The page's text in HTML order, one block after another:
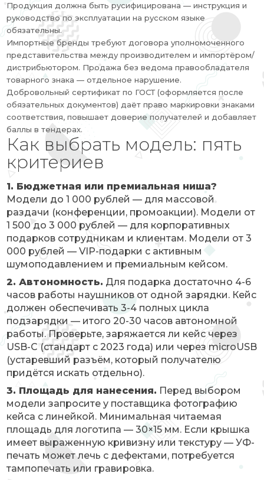
Продукция должна быть русифицирована — инструкция и
руководство по эксплуатации на русском языке
обязательны.
Импортные бренды требуют договора уполномоченного
представительства между производителем и импортёром/
дистрибьютором. Продажа без ведома правообладателя
товарного знака — отдельное нарушение.
Добровольный сертификат по ГОСТ (оформляется после
обязательных документов) даёт право маркировки знаками
соответствия, повышает доверие получателей и добавляет
баллы в тендерах.
Как выбрать модель: пять
критериев
1. Бюджетная или премиальная ниша?
Модели до 1 000 рублей — для массовой
раздачи (конференции, промоакции). Модели от
1 500 до 3 000 рублей — для корпоративных
подарков сотрудникам и клиентам. Модели от 3
000 рублей — VIP-подарки с активным
шумоподавлением и премиальным кейсом.
2. Автономность. Для подарка достаточно 4-6
часов работы наушников от одной зарядки. Кейс
должен обеспечивать 3-4 полных цикла
подзарядки — итого 20-30 часов автономной
работы. Проверьте, заряжается ли кейс через
USB-C (стандарт с 2023 года) или через microUSB
(устаревший разъём, который получателю
придётся искать отдельно).
3. Площадь для нанесения. Перед выбором
модели запросите у поставщика фотографию
кейса с линейкой. Минимальная читаемая
площадь для логотипа — 30×15 мм. Если крышка
имеет выраженную кривизну или текстуру — УФ-
печать может лечь с дефектами, потребуется
тампопечать или гравировка.